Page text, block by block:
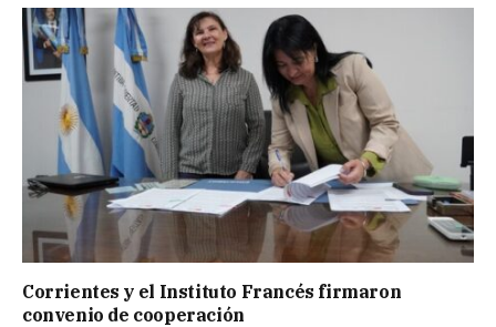
Corrientes y el Instituto Francés firmaron
convenio de cooperación